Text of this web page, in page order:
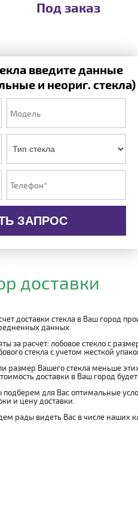
Под заказ
введите данные
и неориг. стекла)
ЗАПРОС
доставки
доставки стекла в Ваш город
данных.
за расчет: лобовое стекло с
стекла с учетом жесткой
размер Вашего стекла меньше
доставки в Ваш город
для Вас оптимальные
и цену доставки.
рады видеть Вас в числе наших